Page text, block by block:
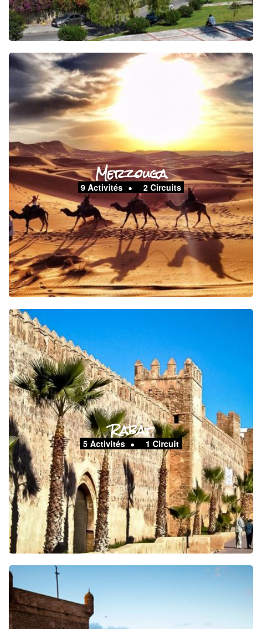
Merzouga
9 Activités 2 Circuits
Rabat
5 Activités 1 Circuit